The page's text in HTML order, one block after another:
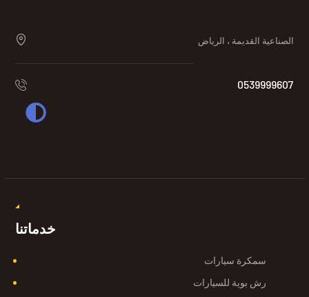
الصناعية القديمة ، الرياض
0539999607
خدماتنا
سمكرة سيارات
رش بوية للسيارات